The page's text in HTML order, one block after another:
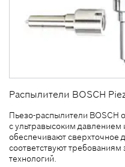
Распылители BOSCH
Пьезо-распылители BOSCH
с ультравысоким
обеспечивают сверхточное
соответствуют
технологий.